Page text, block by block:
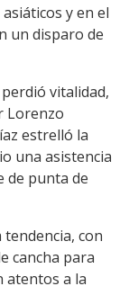
y en el
un disparo de
vitalidad,
Lorenzo
estrelló la
una asistencia
de punta de
con
cancha para
atentos a la